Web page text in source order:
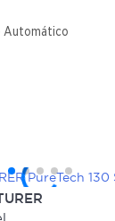
Automático